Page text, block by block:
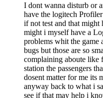
I dont wanna disturb or
have the logitech
if not test and that
might i myself have a
problems whit the game
bugs but those are so
complaining aboute like
station the passengers
dosent matter for me its
anyway back to what i
see if that may help i